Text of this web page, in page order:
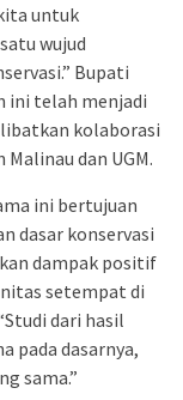
untuk
wujud
Bupati
ini telah menjadi
kolaborasi
dan UGM.
ini bertujuan
dasar konservasi
dampak positif
setempat di
dari hasil
pada dasarnya,
sama.”